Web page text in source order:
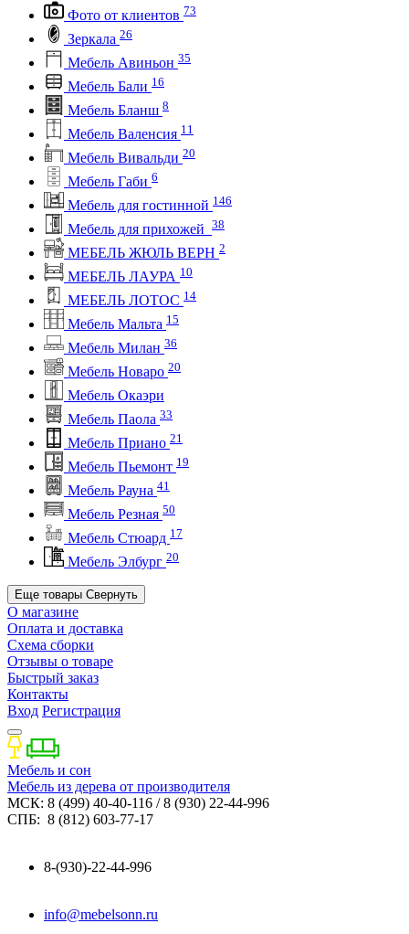
Фото от клиентов 73
Зеркала 26
Мебель Авиньон 35
Мебель Бали 16
Мебель Бланш 8
Мебель Валенсия 11
Мебель Вивальди 20
Мебель Габи 6
Мебель для гостинной 146
Мебель для прихожей 38
МЕБЕЛЬ ЖЮЛЬ ВЕРН 2
МЕБЕЛЬ ЛАУРА 10
МЕБЕЛЬ ЛОТОС 14
Мебель Мальта 15
Мебель Милан 36
Мебель Новаро 20
Мебель Окаэри
Мебель Паола 33
Мебель Приано 21
Мебель Пьемонт 19
Мебель Рауна 41
Мебель Резная 50
Мебель Стюард 17
Мебель Элбург 20
Еще товары Свернуть
О магазине
Оплата и доставка
Схема сборки
Отзывы о товаре
Быстрый заказ
Контакты
Вход Регистрация
Мебель и сон
Мебель из дерева от производителя
МСК: 8 (499) 40-40-116 / 8 (930) 22-44-996
СПБ: 8 (812) 603-77-17
8-(930)-22-44-996
info@mebelsonn.ru